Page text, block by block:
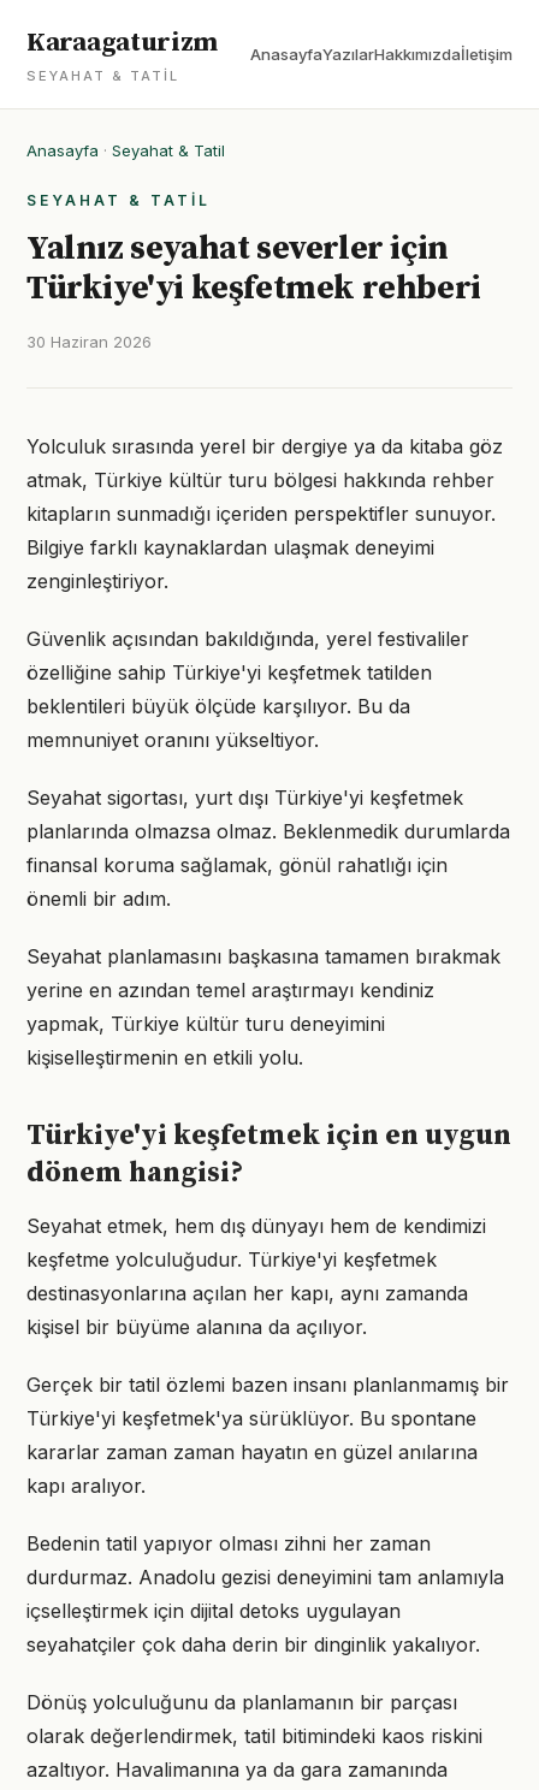
Karaagaturizm
SEYAHAT & TATIL
AnasayfaYazılarHakkımızdaİletişim
Anasayfa · Seyahat & Tatil
SEYAHAT & TATIL
Yalnız seyahat severler için
Türkiye'yi keşfetmek rehberi
30 Haziran 2026
Yolculuk sırasında yerel bir dergiye ya da kitaba göz
atmak, Türkiye kültür turu bölgesi hakkında rehber
kitapların sunmadığı içeriden perspektifler sunuyor.
Bilgiye farklı kaynaklardan ulaşmak deneyimi
zenginleştiriyor.
Güvenlik açısından bakıldığında, yerel festivaliler
özelliğine sahip Türkiye'yi keşfetmek tatilden
beklentileri büyük ölçüde karşılıyor. Bu da
memnuniyet oranını yükseltiyor.
Seyahat sigortası, yurt dışı Türkiye'yi keşfetmek
planlarında olmazsa olmaz. Beklenmedik durumlarda
finansal koruma sağlamak, gönül rahatlığı için
önemli bir adım.
Seyahat planlamasını başkasına tamamen bırakmak
yerine en azından temel araştırmayı kendiniz
yapmak, Türkiye kültür turu deneyimini
kişiselleştirmenin en etkili yolu.
Türkiye'yi keşfetmek için en uygun
dönem hangisi?
Seyahat etmek, hem dış dünyayı hem de kendimizi
keşfetme yolculuğudur. Türkiye'yi keşfetmek
destinasyonlarına açılan her kapı, aynı zamanda
kişisel bir büyüme alanına da açılıyor.
Gerçek bir tatil özlemi bazen insanı planlanmamış bir
Türkiye'yi keşfetmek'ya sürüklüyor. Bu spontane
kararlar zaman zaman hayatın en güzel anılarına
kapı aralıyor.
Bedenin tatil yapıyor olması zihni her zaman
durdurmaz. Anadolu gezisi deneyimini tam anlamıyla
içselleştirmek için dijital detoks uygulayan
seyahatçiler çok daha derin bir dinginlik yakalıyor.
Dönüş yolculuğunu da planlamanın bir parçası
olarak değerlendirmek, tatil bitimindeki kaos riskini
azaltıyor. Havalimanına ya da gara zamanında